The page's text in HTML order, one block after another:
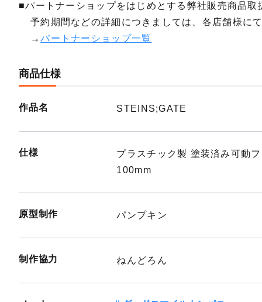
■パートナーショップをはじめとする弊社販売商品取
予約期間などの詳細につきましては、各店舗様に
→パートナーショップ一覧
商品仕様
作品名 STEINS;GATE
仕様
プラスチック製 塗装済み可動
100mm
原型制作 パンプキン
制作協力 ねんどろん